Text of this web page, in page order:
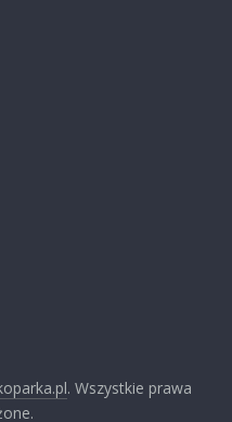
. Wszystkie prawa